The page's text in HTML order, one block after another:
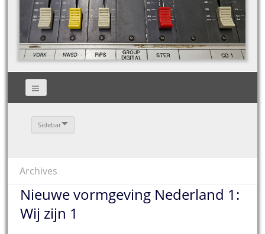
Sidebar
Archives
Nieuwe vormgeving Nederland 1:
Wij zijn 1